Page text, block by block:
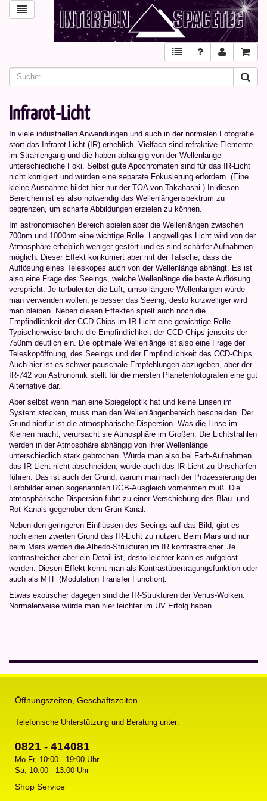
Infrarot-Licht
In viele industriellen Anwendungen und auch in der normalen Fotografie
stört das Infrarot-Licht (IR) erheblich. Vielfach sind refraktive Elemente
im Strahlengang und die haben abhängig von der Wellenlänge
unterschiedliche Foki. Selbst gute Apochromaten sind für das IR-Licht
nicht korrigiert und würden eine separate Fokusierung erfordern. (Eine
kleine Ausnahme bildet hier nur der TOA von Takahashi.) In diesen
Bereichen ist es also notwendig das Wellenlängenspektrum zu
begrenzen, um scharfe Abbildungen erzielen zu können.
Im astronomischen Bereich spielen aber die Wellenlängen zwischen
700nm und 1000nm eine wichtige Rolle. Langwelliges Licht wird von der
Atmosphäre erheblich weniger gestört und es sind schärfer Aufnahmen
möglich. Dieser Effekt konkurriert aber mit der Tatsche, dass die
Auflösung eines Teleskopes auch von der Wellenlänge abhängt. Es ist
also eine Frage des Seeings, welche Wellenlänge die beste Auflösung
verspricht. Je turbulenter die Luft, umso längere Wellenlängen würde
man verwenden wollen, je besser das Seeing, desto kurzwelliger wird
man bleiben. Neben diesen Effekten spielt auch noch die
Empfindlichkeit der CCD-Chips im IR-Licht eine gewichtige Rolle.
Typischerweise bricht die Empfindlichkeit der CCD-Chips jenseits der
750nm deutlich ein. Die optimale Wellenlänge ist also eine Frage der
Teleskopöffnung, des Seeings und der Empfindlichkeit des CCD-Chips.
Auch hier ist es schwer pauschale Empfehlungen abzugeben, aber der
IR-742 von Astronomik stellt für die meisten Planetenfotografen eine gut
Alternative dar.
Aber selbst wenn man eine Spiegeloptik hat und keine Linsen im
System stecken, muss man den Wellenlängenbereich bescheiden. Der
Grund hierfür ist die atmosphärische Dispersion. Was die Linse im
Kleinen macht, verursacht sie Atmosphäre im Großen. Die Lichtstrahlen
werden in der Atmosphäre abhängig von ihrer Wellenlänge
unterschiedlich stark gebrochen. Würde man also bei Farb-Aufnahmen
das IR-Licht nicht abschneiden, würde auch das IR-Licht zu Unschärfen
führen. Das ist auch der Grund, warum man nach der Prozessierung der
Farbbilder einen sogenannten RGB-Ausgleich vornehmen muß. Die
atmosphärische Dispersion führt zu einer Verschiebung des Blau- und
Rot-Kanals gegenüber dem Grün-Kanal.
Neben den geringeren Einflüssen des Seeings auf das Bild, gibt es
noch einen zweiten Grund das IR-Licht zu nutzen. Beim Mars und nur
beim Mars werden die Albedo-Strukturen im IR kontrastreicher. Je
kontrastreicher aber ein Detail ist, desto leichter kann es aufgelöst
werden. Diesen Effekt kennt man als Kontrastübertragungsfunktion oder
auch als MTF (Modulation Transfer Function)
Etwas exotischer dagegen sind die IR-Strukturen der Venus-Wolken.
Normalerweise würde man hier leichter im UV Erfolg haben.
Öffnungszeiten, Geschäftszeiten
Telefonische Unterstützung und Beratung unter:
0821 - 414081
Mo-Fr, 10:00 - 19:00 Uhr
Sa, 10:00 - 13:00 Uhr
Shop Service